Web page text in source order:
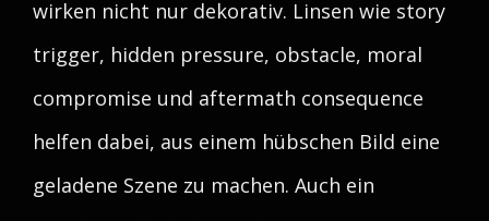
wirken nicht nur dekorativ. Linsen wie story
trigger, hidden pressure, obstacle, moral
compromise und aftermath consequence
helfen dabei, aus einem hübschen Bild eine
geladene Szene zu machen. Auch ein